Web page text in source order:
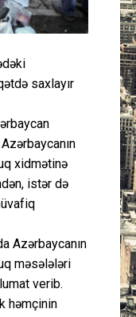
Peşə etikası
saxlayır
xidmətinə
istər də
Azərbaycanın
məsələləri
verib.
həmçinin